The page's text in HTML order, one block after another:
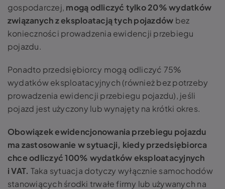
gospodarczej, mogą odliczyć tylko 20% wydatków
związanych z eksploatacją tych pojazdów bez
konieczności prowadzenia ewidencji przebiegu
pojazdu​.
Ponadto przedsiębiorcy mogą odliczyć 75%
wydatków eksploatacyjnych (również bez potrzeby
prowadzenia ewidencji przebiegu pojazdu), jeśli
pojazd jest użyczony lub wynajęty na krótki okres​.
Obowiązek ewidencjonowania przebiegu pojazdu
ma zastosowanie w sytuacji, kiedy przedsiębiorca
chce odliczyć 100% wydatków eksploatacyjnych
i VAT. Taka sytuacja dotyczy wyłącznie samochodów
stanowiących środki trwałe firmy lub używanych na